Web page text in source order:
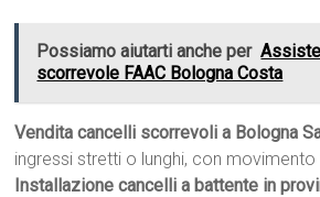
Possiamo aiutarti anche per
scorrevole FAAC Bologna Costa
Vendita cancelli scorrevoli a Bologna
ingressi stretti o lunghi, con
Installazione cancelli a battente in